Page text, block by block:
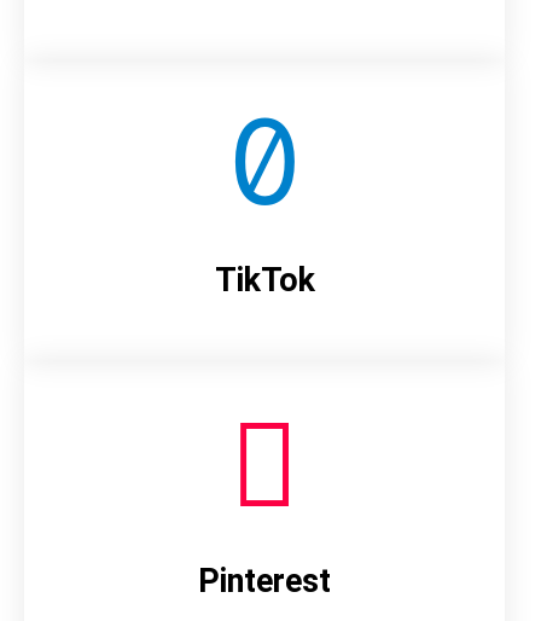
TikTok
Pinterest